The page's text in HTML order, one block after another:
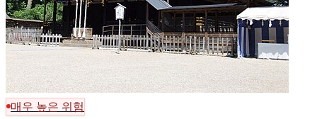
매우 높은 위험